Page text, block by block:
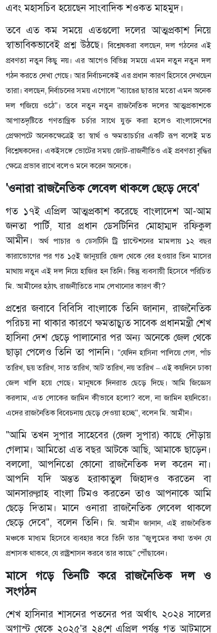
এবং মহাসচিব হয়েছেন সাংবাদিক শওকত মাহমুদ।
তবে এত কম সময়ে এতগুলো দলের আত্মপ্রকাশ নিয়ে
স্বাভাবিকভাবেই প্রশ্ন উঠছে।বিশ্লেষকরা বলছেন, দল গঠনের এই
প্রবণতা নতুন কিছু নয়। এর আগেও বিভিন্ন সময়ে এমন নতুন নতুন দল
গঠন করতে দেখা গেছে।আর নির্বাচনকেই এর প্রধান কারণ হিসেবে দেখছেন
তারা। বলছেন, নির্বাচনের সময় এগোলে "ব্যাঙের ছাতার মতো এমন অনেক
দল গজিয়ে ওঠে"।তবে নতুন নতুন রাজনৈতিক দলের আত্মপ্রকাশকে
আপাতদৃষ্টিতে গণতান্ত্রিক চর্চার সাথে যুক্ত করা হলেও বাংলাদেশের
প্রেক্ষাপটে অনেকক্ষেত্রেই তা স্বার্থ ও ক্ষমতাচর্চার একটি রূপ বলেই মত
বিশ্লেষকদের।একইসঙ্গে ভোটের সময় জোট-রাজনীতিও এই প্রবণতা বৃদ্ধির
ক্ষেত্রে প্রভাব রাখে বলেও মনে করেন অনেকে।
'ওনারা রাজনৈতিক লেবেল থাকলে ছেড়ে দেবে'
গত ১৭ই এপ্রিল আত্মপ্রকাশ করেছে বাংলাদেশ আ-আম
জনতা পার্টি, যার প্রধান ডেসটিনির মোহাম্মদ রফিকুল
আমীন।অর্থ পাচার ও ডেসটিনি ট্রি প্লান্টেশনের মামলায় ১২ বছর
কারাভোগের পর গত ১৫ই জানুয়ারি জেল থেকে বের হওয়ার তিন মাসের
মাথায় নতুন এই দল নিয়ে হাজির হন তিনি।কিন্তু ব্যবসায়ী হিসেবে পরিচিত
মি. আমীনের হঠাৎ রাজনীতিতে নাম লেখানোর কারণ কী?
প্রশ্নের জবাবে বিবিসি বাংলাকে তিনি জানান, রাজনৈতিক
পরিচয় না থাকার কারণে ক্ষমতাচ্যুত সাবেক প্রধানমন্ত্রী শেখ
হাসিনা দেশ ছেড়ে পালানোর পর অন্য অনেকে জেল থেকে
ছাড়া পেলেও তিনি তা পাননি।"যেদিন হাসিনা পালিয়ে গেল, পাঁচ
তারিখ, ছয় তারিখ, সাত তারিখ, আট তারিখ, নয় তারিখ – এই কয়দিনে ঢাকা
জেল খালি হয়ে গেছে। মানুষকে দিনরাত ছেড়ে দিছে। আমি জিজ্ঞেস
করলাম, এত লোকের জামিন কীভাবে হলো? বলে, না জামিন হয়নিতো।
এদের রাজনৈতিক বিবেচনায় ছেড়ে দেওয়া হচ্ছে", বলেন মি. আমীন।
"আমি তখন সুপার সাহেবের (জেল সুপার) কাছে দৌড়ায়
গেলাম। আমিতো এত বছর আটকে আছি, আমাকে ছাড়েন।
বললো, আপনিতো কোনো রাজনৈতিক দল করেন না।
আপনি যদি অন্তত হরাকাতুল জিহাদও করতেন বা
আনসারুল্লাহ বাংলা টিমও করতেন তাও আপনাকে আমি
ছেড়ে দিতাম। মানে ওনারা রাজনৈতিক লেবেল থাকলে
ছেড়ে দেবে", বলেন তিনি।মি. আমীন জানান, এই রাজনৈতিক
মঞ্চকে মাধ্যম হিসেবে ব্যবহার করে তিনি তার "জুলুমের কথা তখন যে
প্রশাসক থাকবে, যে রাষ্ট্রশাসন করবে তার কাছে" পৌঁছাবেন।
মাসে গড়ে তিনটি করে রাজনৈতিক দল ও
সংগঠন
শেখ হাসিনার শাসনের পতনের পর অর্থাৎ ২০২৪ সালের
অগাস্ট থেকে ২০২৫'র ২৪শে এপ্রিল পর্যন্ত গত আটমাসে